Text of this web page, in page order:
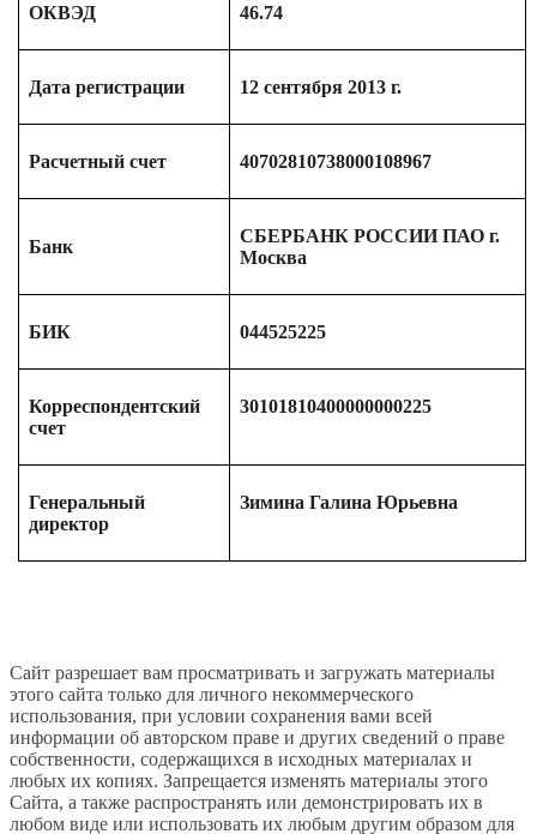
ОКВЭД 46.74
Дата регистрации 12 сентября 2013 г.
Расчетный счет 40702810738000108967
Банк
СБЕРБАНК РОССИИ ПАО г.
Москва
БИК 044525225
Корреспондентский
счет
30101810400000000225
Генеральный
директор
Зимина Галина Юрьевна
Сайт разрешает вам просматривать и загружать материалы
этого сайта только для личного некоммерческого
использования, при условии сохранения вами всей
информации об авторском праве и других сведений о праве
собственности, содержащихся в исходных материалах и
любых их копиях. Запрещается изменять материалы этого
Сайта, а также распространять или демонстрировать их в
любом виде или использовать их любым другим образом для